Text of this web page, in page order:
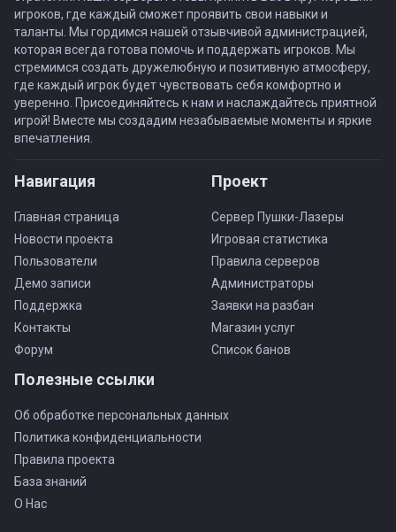
игроков, где каждый сможет проявить свои навыки и
таланты. Мы гордимся нашей отзывчивой администрацией,
которая всегда готова помочь и поддержать игроков. Мы
стремимся создать дружелюбную и позитивную атмосферу,
где каждый игрок будет чувствовать себя комфортно и
уверенно. Присоединяйтесь к нам и наслаждайтесь приятной
игрой! Вместе мы создадим незабываемые моменты и яркие
впечатления.
Навигация
Главная страница
Новости проекта
Пользователи
Демо записи
Поддержка
Контакты
Форум
Проект
Сервер Пушки-Лазеры
Игровая статистика
Правила серверов
Администраторы
Заявки на разбан
Магазин услуг
Список банов
Полезные ссылки
Об обработке персональных данных
Политика конфиденциальности
Правила проекта
База знаний
О Нас